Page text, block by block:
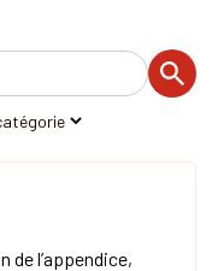
de l’appendice,